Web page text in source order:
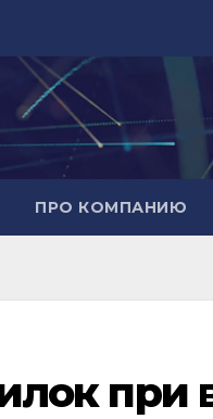
ПРО КОМПАНИЮ
при